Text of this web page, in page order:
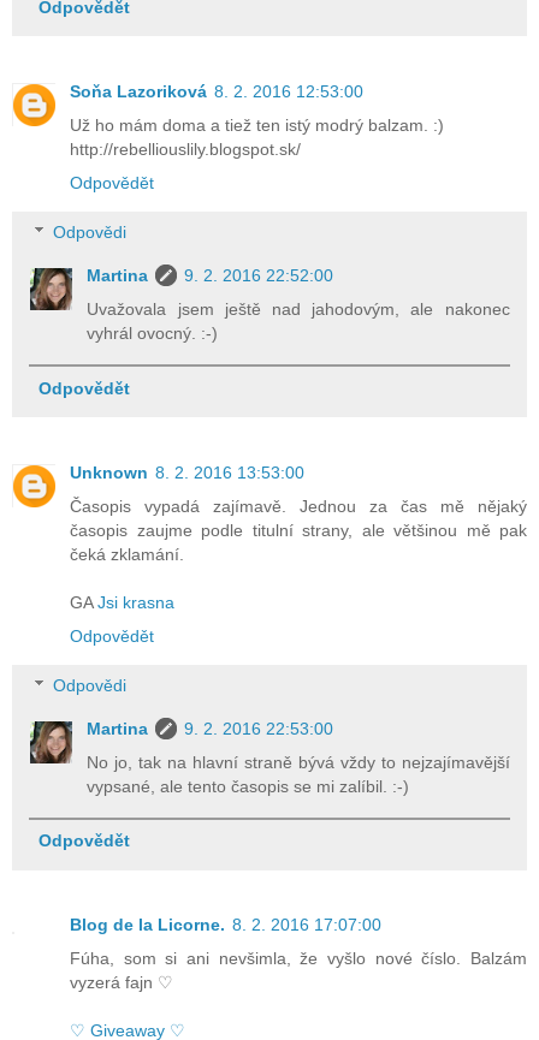
Odpovědět
Soňa Lazoriková 8. 2. 2016 12:53:00
Už ho mám doma a tiež ten istý modrý balzam. :)
http://rebelliouslily.blogspot.sk/
Odpovědět
Odpovědi
Martina
9. 2. 2016 22:52:00
Uvažovala jsem ještě nad jahodovým, ale nakonec
vyhrál ovocný. :-)
Odpovědět
Unknown 8. 2. 2016 13:53:00
Časopis vypadá zajímavě. Jednou za čas mě nějaký
časopis zaujme podle titulní strany, ale většinou mě pak
čeká zklamání.
GAJsi krasna
Odpovědět
Odpovědi
Martina
9. 2. 2016 22:53:00
No jo, tak na hlavní straně bývá vždy to nejzajímavější
vypsané, ale tento časopis se mi zalíbil. :-)
Odpovědět
Blog de la Licorne. 8. 2. 2016 17:07:00
Fúha, som si ani nevšimla, že vyšlo nové číslo. Balzám
vyzerá fajn ♡
♡ Giveaway ♡